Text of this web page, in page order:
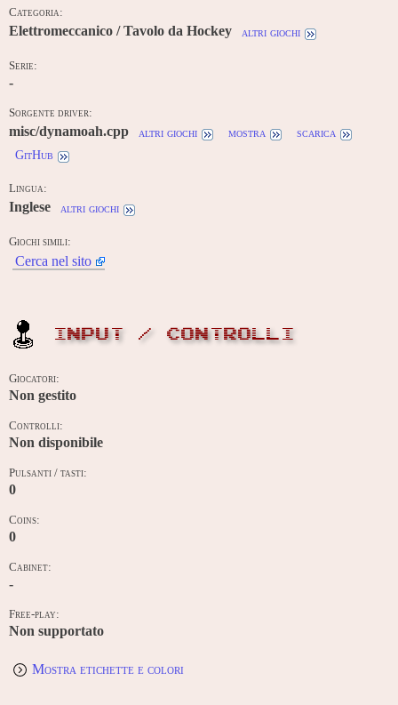
Categoria:
Elettromeccanico / Tavolo da Hockey altri giochi
Serie:
-
Sorgente driver:
misc/dynamoah.cpp altri giochi mostra
scarica
GitHub
Lingua:
Inglese altri giochi
Giochi simili:
Cerca nel sito
INPUT / CONTROLLI
Giocatori:
Non gestito
Controlli:
Non disponibile
Pulsanti / tasti:
0
Coins:
0
Cabinet:
-
Free-play:
Non supportato
Mostra etichette e colori